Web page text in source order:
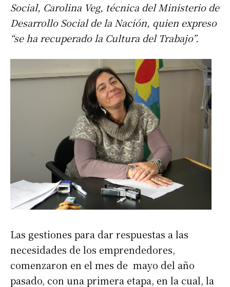
Social, Carolina Veg, técnica del Ministerio de
Desarrollo Social de la Nación, quien expreso
“se ha recuperado la Cultura del Trabajo”.
Las gestiones para dar respuestas a las
necesidades de los emprendedores,
comenzaron en el mes de mayo del año
pasado, con una primera etapa, en la cual, la